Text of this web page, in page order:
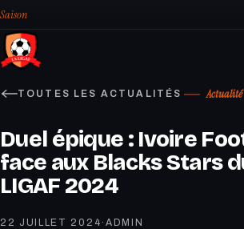
Saison
TOUTES LES ACTUALITÉS Actualité
Duel épique : Ivoire
face aux Blacks Stars
LIGAF 2024
22 JUILLET 2024 · ADMIN